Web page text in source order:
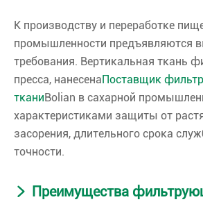
К производству и переработке
промышленности предъявляются
требования. Вертикальная ткань
пресса, нанесенаПоставщик
тканиBolian в сахарной
характеристиками защиты от
засорения, длительного срока
точности.
Преимущества